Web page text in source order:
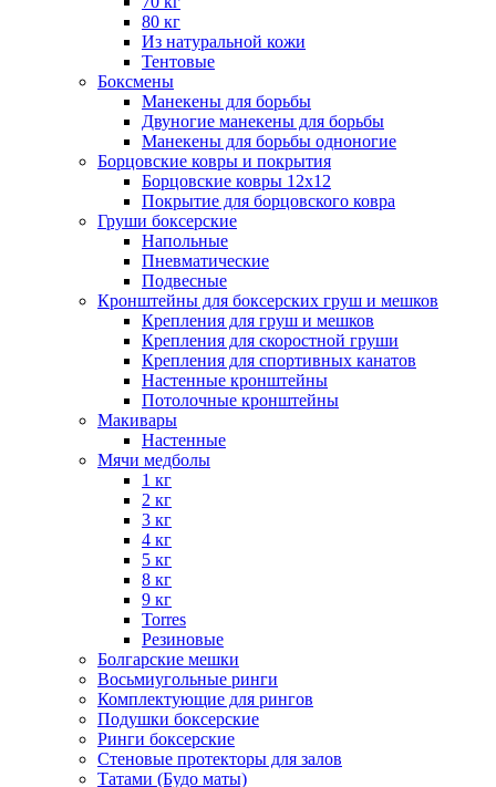
80 кг
Из натуральной кожи
Тентовые
Боксмены
Манекены для борьбы
Двуногие манекены для борьбы
Манекены для борьбы одноногие
Борцовские ковры и покрытия
Борцовские ковры 12х12
Покрытие для борцовского ковра
Груши боксерские
Напольные
Пневматические
Подвесные
Кронштейны для боксерских груш и мешков
Крепления для груш и мешков
Крепления для скоростной груши
Крепления для спортивных канатов
Настенные кронштейны
Потолочные кронштейны
Макивары
Настенные
Мячи медболы
1 кг
2 кг
3 кг
4 кг
5 кг
8 кг
9 кг
Torres
Резиновые
Болгарские мешки
Восьмиугольные ринги
Комплектующие для рингов
Подушки боксерские
Ринги боксерские
Стеновые протекторы для залов
Татами (Будо маты)